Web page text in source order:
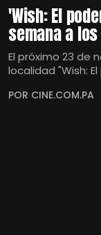
'Wish: El
semana a
El próximo 23 de
localidad "Wish:
POR CINE.COM.PA